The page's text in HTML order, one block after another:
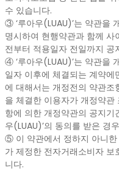
수 있습니다.
③ ‘루아우(LUAU)’는 약관을
명시하여 현행약관과 함께
전부터 적용일자 전일까지 공
④ ‘루아우(LUAU)’는 약관을
일자 이후에 체결되는 계약
에 대해서는 개정전의 약관
을 체결한 이용자가 개정약
항에 의한 개정약관의 공지기
우(LUAU)’의 동의를 받은 경
⑤ 이 약관에서 정하지 아니
가 제정한 전자거래소비자
니다.